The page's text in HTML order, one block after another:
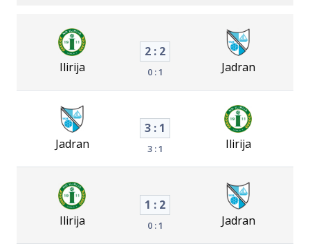
Ilirija
2 : 2
0 : 1 Jadran
Jadran
3 : 1
3 : 1 Ilirija
Ilirija
1 : 2
0 : 1 Jadran